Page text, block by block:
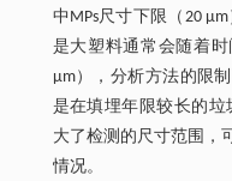
中MPs尺寸下限（20
是大塑料通常会随着时
μm），分析方法的限
是在填埋年限较长的
大了检测的尺寸范围，
情况。